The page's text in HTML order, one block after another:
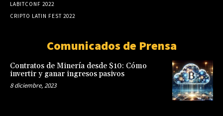
LABITCONF 2022
CRIPTO LATIN FEST 2022
Comunicados de Prensa
Contratos de Minería desde $10: Cómo
invertir y ganar ingresos pasivos
8 diciembre, 2023